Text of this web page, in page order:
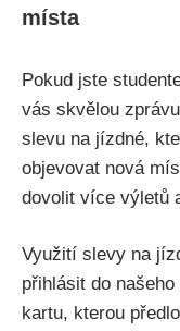
místa
Pokud jste
vás skvělou
⁣slevu⁣ na jízdné,
objevovat ‌nová‍
dovolit více výletů
Využití⁢ slevy na
přihlásit do
⁣kartu, ‍kterou